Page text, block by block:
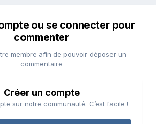
ou se connecter pour
commenter
membre afin de pouvoir déposer un
commentaire
Créer un compte
sur notre communauté. C’est facile !